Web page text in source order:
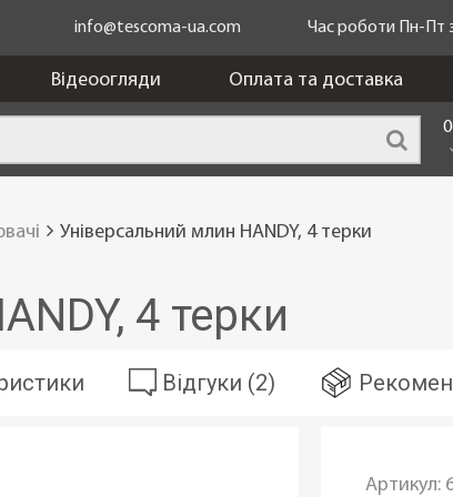
info@tescoma-ua.com Час роботи Пн-Пт
Відеоогляди Оплата та доставка
0
Універсальний млин HANDY, 4 терки
4 терки
Відгуки (2)
Артикул: